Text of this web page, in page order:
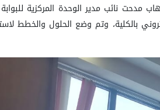
مدحت نائب مدير الوحدة المركزية
بالكلية، وتم وضع الحلول والخطط